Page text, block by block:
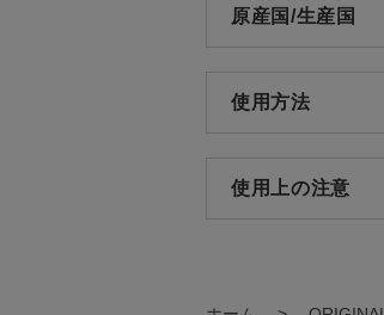
原産国/生産国
使用方法
使用上の注意